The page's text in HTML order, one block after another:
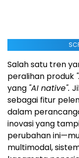
Salah satu tren
peralihan produk
yang "AI native".
sebagai fitur
dalam
inovasi yang
perubahan
multimodal,